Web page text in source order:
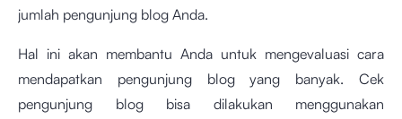
jumlah pengunjung blog Anda.
Hal ini akan membantu Anda untuk mengevaluasi cara
mendapatkan pengunjung blog yang banyak. Cek
pengunjung blog bisa dilakukan menggunakan